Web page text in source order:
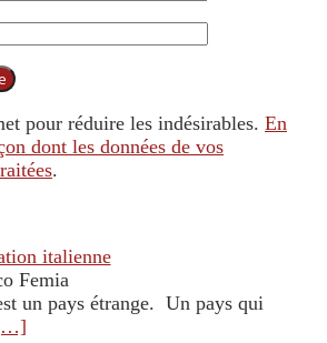
pour réduire les indésirables. En
dont les données de vos
.
italienne
Femia
un pays étrange. Un pays qui